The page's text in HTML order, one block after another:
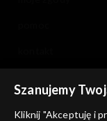
Szanujemy
Kliknij "Akceptuję i